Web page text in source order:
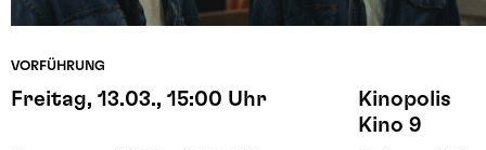
VORFÜHRUNG
Freitag, 13.03., 15:00 Uhr
Kinopolis
Kino 9